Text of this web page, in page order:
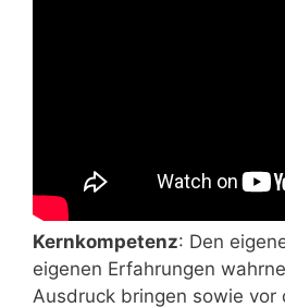
Kern­kom­pe­tenz: Den
eige­nen Erfah­run­gen
Aus­druck brin­gen sowie vor